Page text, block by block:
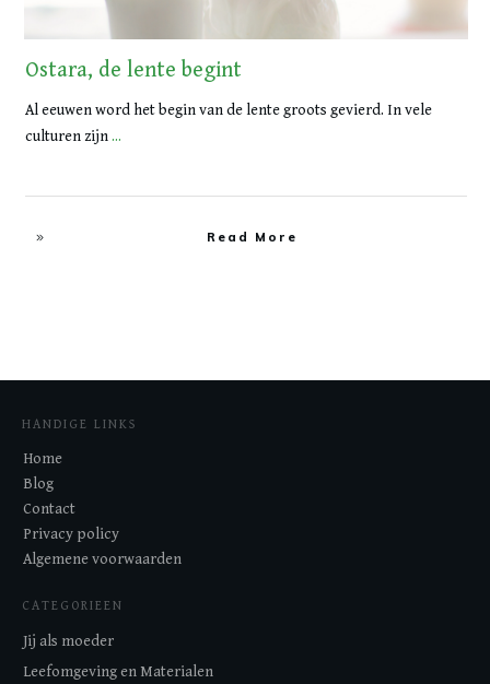
Ostara, de lente begint
Al eeuwen word het begin van de lente groots gevierd. In vele
culturen zijn...
Read More
HANDIGE LINKS
Home
Blog
Contact
Privacy policy
Algemene voorwaarden
CATEGORIEEN
Jij als moeder
Leefomgeving en Materialen